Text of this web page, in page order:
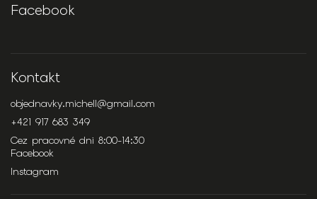
Facebook
Kontakt
objednavky.michell@gmail.com
+421 917 683 349
Cez pracovné dni 8:00-14:30
Facebook
Instagram